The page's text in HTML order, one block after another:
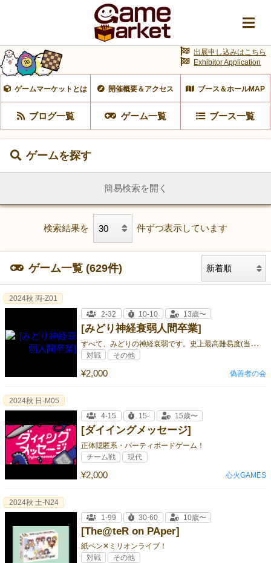
ゲームマーケットとは 開催概要＆アクセス ブース＆ホールMAP
ブログ一覧 ゲーム一覧 ブース一覧
出展申し込みはこちら
Exhibitor Application
ゲームを探す
簡易検索を開く
検索結果を 件ずつ表示しています
ゲーム一覧 (629件)
[みどり神経衰弱人間卒業]
す
べて、みどりの神経衰弱です。史上最高難易度(当会比)です。
¥2,000
2024秋 両-Z01
2-32
10-10 13歳〜
対戦 その他
偽善者の会
[ダイイングメッセージ]
正体隠匿系・パーティボードゲーム！
¥2,000
2024秋 日-M05
4-15
15- 15歳〜
チーム戦 現代
心火GAMES
[The@teR on PAper]
紙ペン✕ミリオンライブ！
2024秋 土-N24
1-99
30-60 10歳〜
対戦 その他